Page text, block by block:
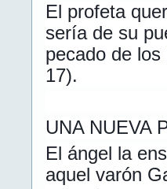
El profeta
sería de su
pecado de
17).
UNA NUEVA
El ángel la
aquel varón